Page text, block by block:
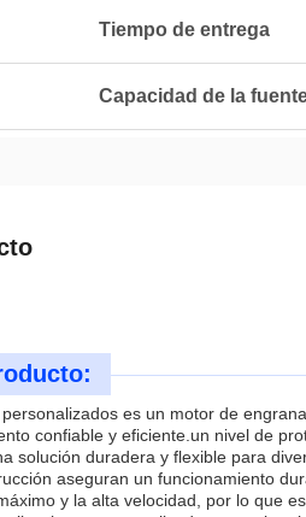
Tiempo de entrega
Capacidad de la
es un motor de
confiable y eficiente.un nivel de
solución duradera y flexible para
aseguran un funcionamiento
y la alta velocidad, por lo que